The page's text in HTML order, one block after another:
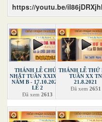
https://youtu.be/iI86jDRXjhI
THÁNH LỄ CHÚA
NHẬT TUẦN XXIX TN
NĂM B - 17.10.2021 -
LỄ 2
Đã xem 2613
THÁNH LỄ THỨ
TUẦN XX TN
21.8.2021
Đã xem 2651